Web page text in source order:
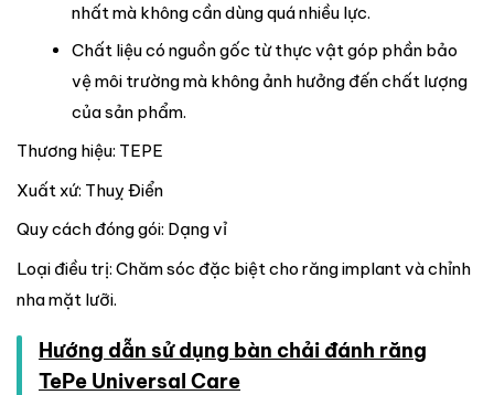
nhất mà không cần dùng quá nhiều lực.
Chất liệu có nguồn gốc từ thực vật góp phần bảo
vệ môi trường mà không ảnh hưởng đến chất lượng
của sản phẩm.
Thương hiệu: TEPE
Xuất xứ: Thuỵ Điển
Quy cách đóng gói: Dạng vỉ
Loại điều trị: Chăm sóc đặc biệt cho răng implant và chỉnh
nha mặt lưỡi.
Hướng dẫn sử dụng bàn chải đánh răng
TePe Universal Care